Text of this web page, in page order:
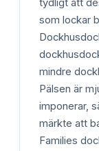
tydligt att
som lockar
mindre
Pälsen är
imponerar,
märkte att
Families